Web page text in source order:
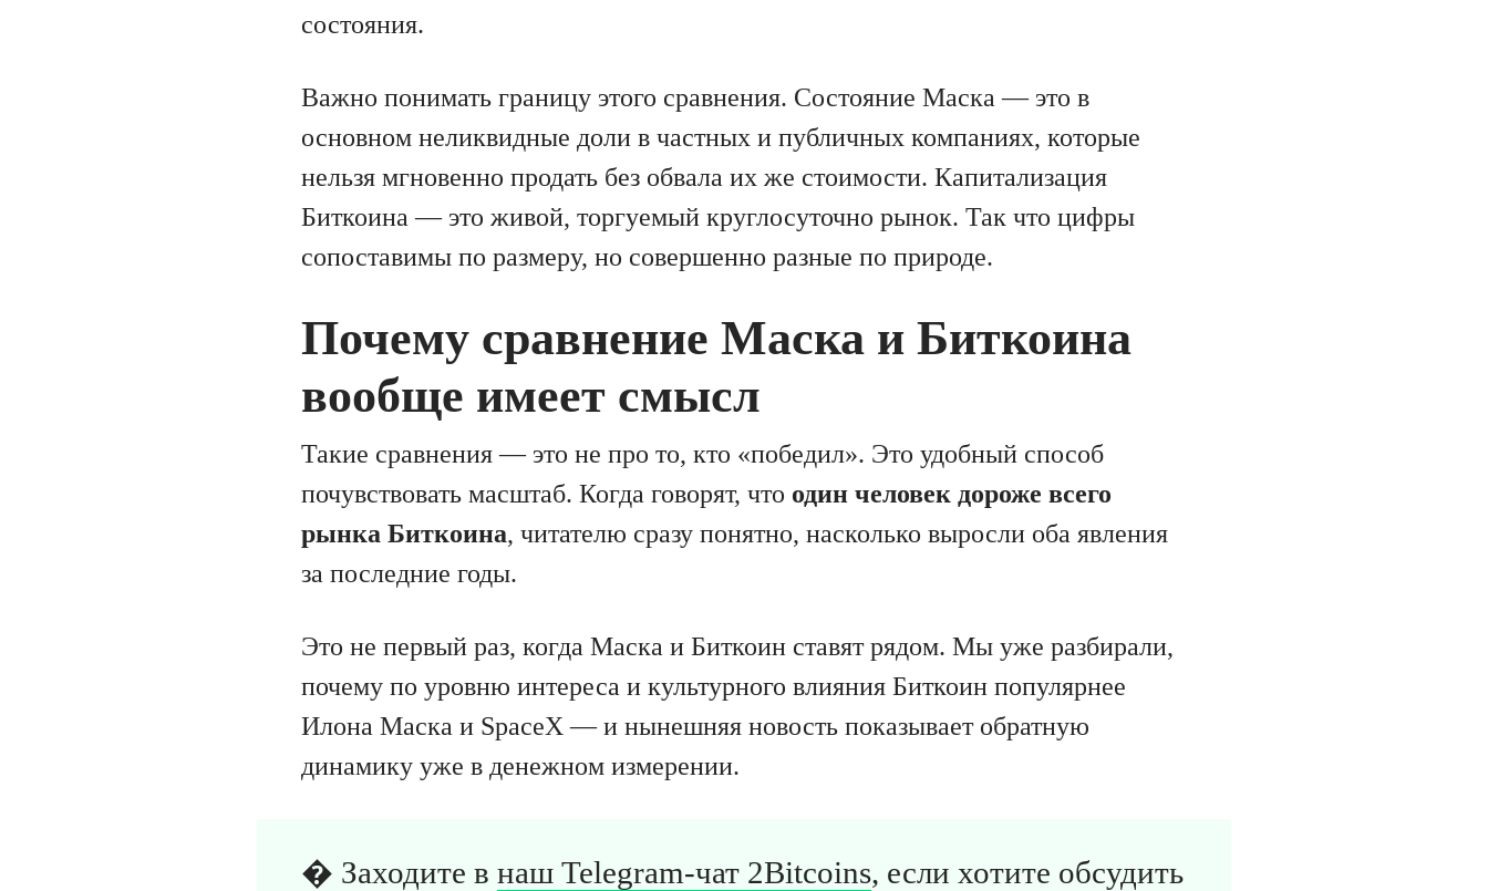
состояния.
Важно понимать границу этого сравнения. Состояние Маска — это в
основном неликвидные доли в частных и публичных компаниях, которые
нельзя мгновенно продать без обвала их же стоимости. Капитализация
Биткоина — это живой, торгуемый круглосуточно рынок. Так что цифры
сопоставимы по размеру, но совершенно разные по природе.
Почему сравнение Маска и Биткоина
вообще имеет смысл
Такие сравнения — это не про то, кто «победил». Это удобный способ
почувствовать масштаб. Когда говорят, что один человек дороже всего
рынка Биткоина, читателю сразу понятно, насколько выросли оба явления
за последние годы.
Это не первый раз, когда Маска и Биткоин ставят рядом. Мы уже разбирали,
почему по уровню интереса и культурного влияния Биткоин популярнее
Илона Маска и SpaceX — и нынешняя новость показывает обратную
динамику уже в денежном измерении.
� Заходите в наш Telegram-чат 2Bitcoins, если хотите обсудить